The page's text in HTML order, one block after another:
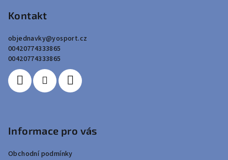
Kontakt
objednavky@yosport.cz
00420774333865
00420774333865
Informace pro vás
Obchodní podmínky